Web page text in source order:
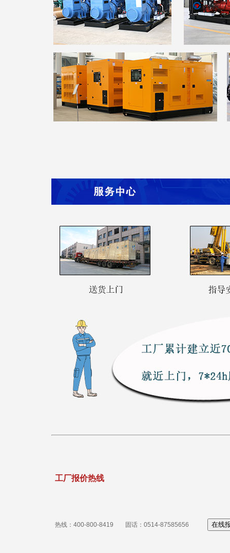
工厂报价热线
热线：400-800-8419 固话：0514-87585656 在线